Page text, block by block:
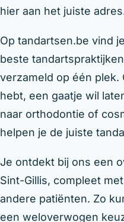
hier aan het juiste
Op tandartsen.be vind
beste
verzameld op één
hebt, een gaatje wil
naar orthodontie of
helpen je de juiste
Je ontdekt bij ons een
Sint-Gillis, compleet
andere patiënten. Zo
een weloverwogen